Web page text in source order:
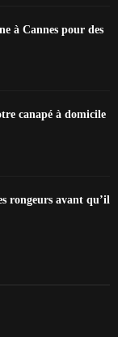
à Cannes pour des
canapé à domicile
rongeurs avant qu’il